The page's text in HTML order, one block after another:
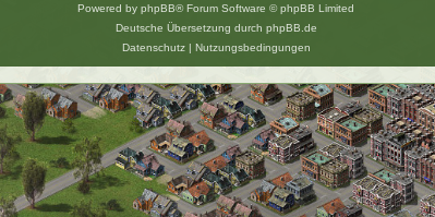
Powered by phpBB® Forum Software © phpBB Limited
Deutsche Übersetzung durch phpBB.de
Datenschutz| Nutzungsbedingungen